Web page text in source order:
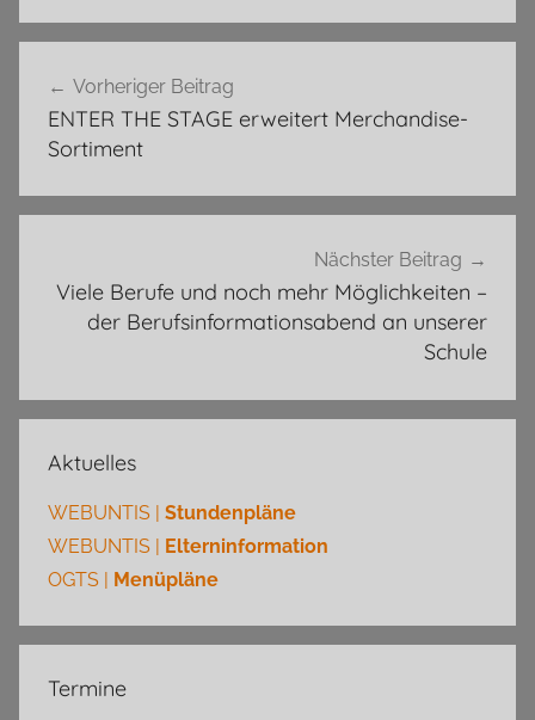
Vorheriger Beitrag
ENTER THE STAGE erweitert Merchandise-
Sortiment
Nächster Beitrag
Viele Berufe und noch mehr Möglichkeiten –
der Berufsinformationsabend an unserer
Schule
Aktuelles
WEBUNTIS | Stundenpläne
WEBUNTIS | Elterninformation
OGTS | Menüpläne
Termine